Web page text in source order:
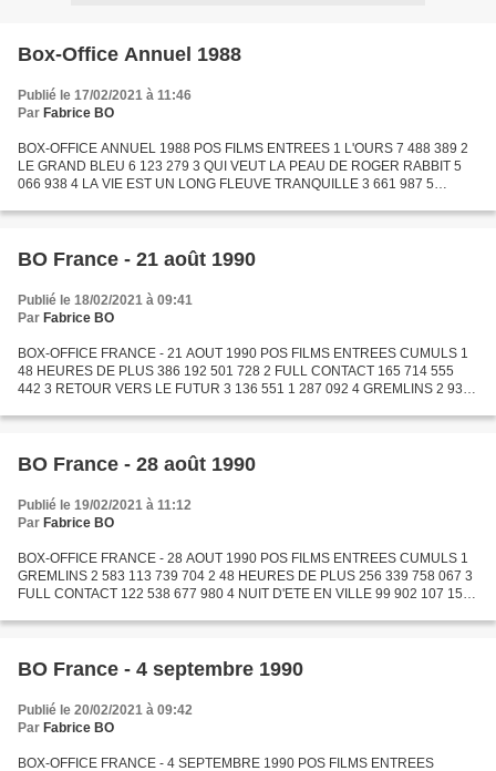
Box-Office Annuel 1988
Publié le 17/02/2021 à 11:46
Par Fabrice BO
BOX-OFFICE ANNUEL 1988 POS FILMS ENTREES 1 L'OURS 7 488 389 2
LE GRAND BLEU 6 123 279 3 QUI VEUT LA PEAU DE ROGER RABBIT 5
066 938 4 LA VIE EST UN LONG FLEUVE TRANQUILLE 3 661 987 5
7 LE LIVRE...
BO France - 21 août 1990
Publié le 18/02/2021 à 09:41
Par Fabrice BO
BOX-OFFICE FRANCE - 21 AOUT 1990 POS FILMS ENTREES CUMULS 1
48 HEURES DE PLUS 386 192 501 728 2 FULL CONTACT 165 714 555
442 3 RETOUR VERS LE FUTUR 3 136 551 1 287 092 4 GREMLINS 2 93
MA...
BO France - 28 août 1990
Publié le 19/02/2021 à 11:12
Par Fabrice BO
BOX-OFFICE FRANCE - 28 AOUT 1990 POS FILMS ENTREES CUMULS 1
GREMLINS 2 583 113 739 704 2 48 HEURES DE PLUS 256 339 758 067 3
FULL CONTACT 122 538 677 980 4 NUIT D'ETE EN VILLE 99 902 107 151
BO France - 4 septembre 1990
Publié le 20/02/2021 à 09:42
Par Fabrice BO
BOX-OFFICE FRANCE - 4 SEPTEMBRE 1990 POS FILMS ENTREES